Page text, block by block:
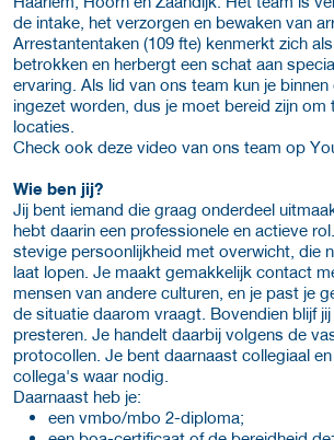
de intake, het verzorgen en bewaken van
Arrestantentaken (109 fte) kenmerkt zich
betrokken en herbergt een schat aan
ervaring. Als lid van ons team kun je binnen
ingezet worden, dus je moet bereid zijn om
locaties.
Check ook deze video van ons team op
Wie ben jij?
Jij bent iemand die graag onderdeel
hebt daarin een professionele en actieve
stevige persoonlijkheid met overwicht, die
laat lopen. Je maakt gemakkelijk contact
mensen van andere culturen, en je past je
de situatie daarom vraagt. Bovendien blijf
presteren. Je handelt daarbij volgens de
protocollen. Je bent daarnaast collegiaal
collega's waar nodig.
Daarnaast heb je:
een vmbo/mbo 2-diploma;